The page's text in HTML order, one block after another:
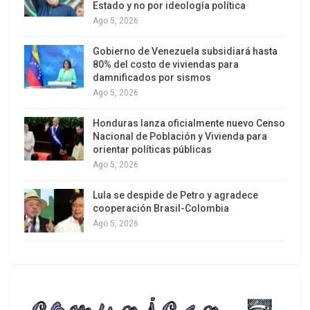
«Mi gente es pobre y yo soy uno de ellos»
simple y pequeño departamento en Casa Santa
Estado y no por ideología política
Ago 5, 2026
Gobierno de Venezuela subsidiará hasta
80% del costo de viviendas para
damnificados por sismos
Ago 5, 2026
Honduras lanza oficialmente nuevo Censo
Nacional de Población y Vivienda para
orientar políticas públicas
Ago 5, 2026
Lula se despide de Petro y agradece
cooperación Brasil-Colombia
Ago 5, 2026